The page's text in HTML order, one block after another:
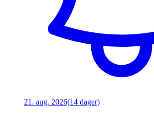
21. aug. 2026(14 dager)